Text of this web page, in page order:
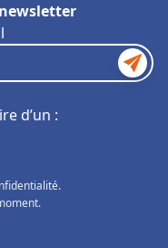
d’un :